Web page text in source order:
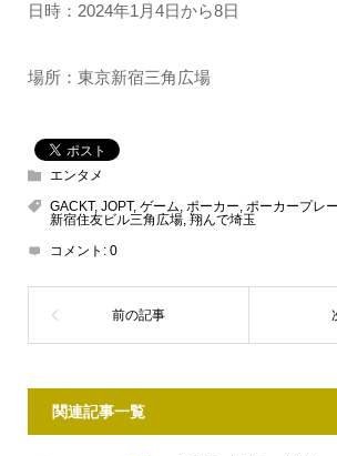
日時：2024年1月4日から8日
場所：東京新宿三角広場
エンタメ
GACKT, JOPT, ゲーム ポーカー ポーカープレ
新宿住友ビル三角広場, 翔んで埼玉
コメント: 0
関連記事一覧